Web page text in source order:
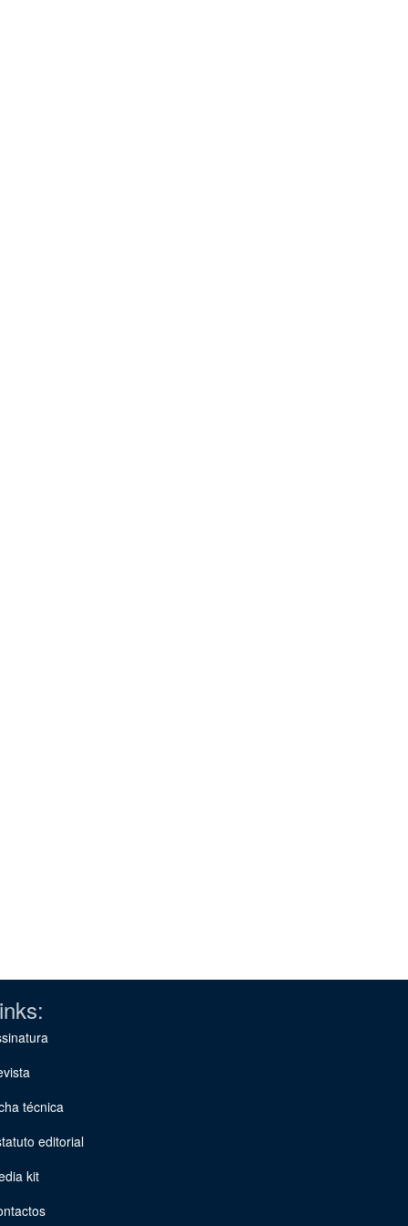
técnica
editorial
kit